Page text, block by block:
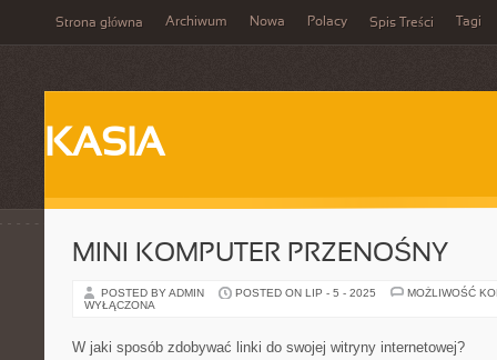
Strona główna Archiwum Nowa Polacy Spis Treści Tagi
KASIA
MINI KOMPUTER PRZENOŚNY
POSTED BY ADMIN POSTED ON LIP - 5 - 2025
MOŻLIWOŚĆ
WYŁĄCZONA
W jaki sposób zdobywać linki do swojej witryny internetowej?